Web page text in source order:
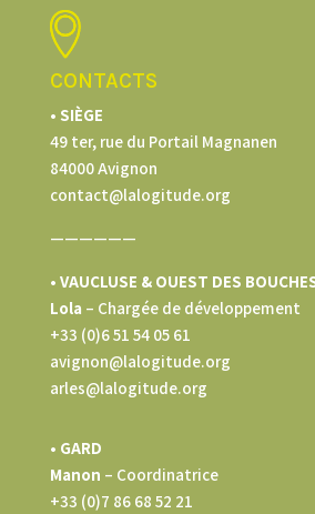
CONTACTS
• SIÈGE
49 ter, rue du Portail Magnanen
84000 Avignon
contact@lalogitude.org
——————
• VAUCLUSE & OUEST DES
Lola – Chargée de développement
+33 (0)6 51 54 05 61
avignon@lalogitude.org
arles@lalogitude.org
• GARD
Manon – Coordinatrice
+33 (0)7 86 68 52 21